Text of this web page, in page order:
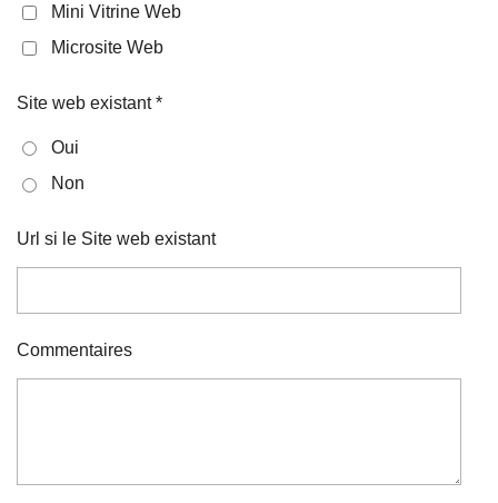
Mini Vitrine Web
Microsite Web
Site web existant *
Oui
Non
Url si le Site web existant
Commentaires